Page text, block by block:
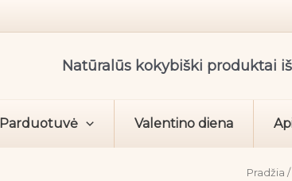
Natūralūs kokybiški produktai
Parduotuvė Valentino diena
Pradžia /